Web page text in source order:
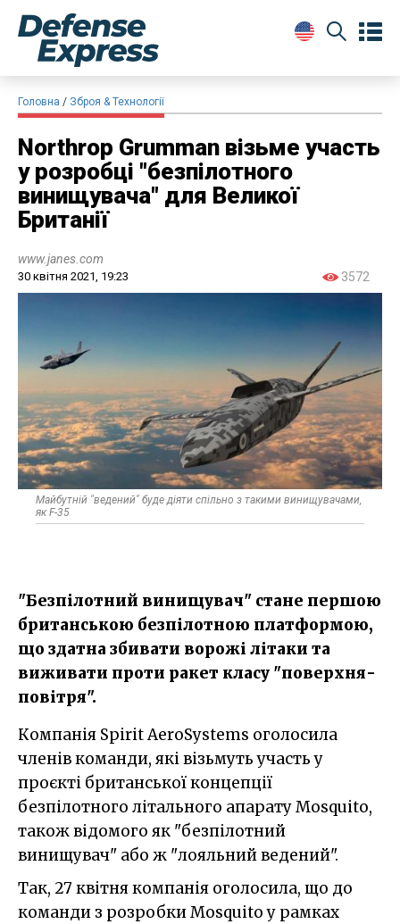
Головна Зброя & Технології
Northrop Grumman візьме участь
у розробці "безпілотного
винищувача" для Великої
Британії
www.janes.com
30 квітня 2021, 19:23 3572
Майбутній "ведений" буде діяти спільно з такими винищувачами,
як F-35
"Безпілотний винищувач" стане першою
британською безпілотною платформою,
що здатна збивати ворожі літаки та
виживати проти ракет класу "поверхня-
повітря".
Компанія Spirit AeroSystems оголосила
членів команди, які візьмуть участь у
проєкті британської концепції
безпілотного літального апарату Mosquito,
також відомого як "безпілотний
винищувач" або ж "лояльний ведений".
Так, 27 квітня компанія оголосила, що до
команди з розробки Mosquito у рамках